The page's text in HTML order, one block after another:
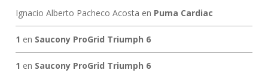
Ignacio Alberto Pacheco Acosta en Puma Cardiac
1 en Saucony ProGrid Triumph 6
1 en Saucony ProGrid Triumph 6